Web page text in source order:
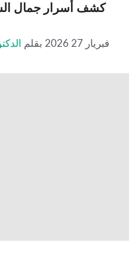
كشف أسرار جمال
فبريار 27 2026 بقلم